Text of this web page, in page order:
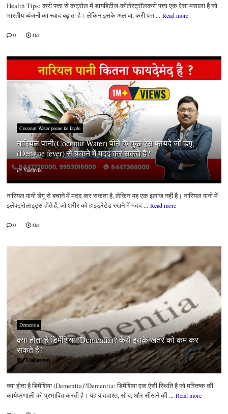
Health Tips: करी पत्ता से कंट्रोल में डायबिटीज-कोलेस्ट्रॉलकरी पत्ता एक ऐसा मसाला है जो
भारतीय व्यंजनों का स्वाद बढ़ाता है। लेकिन इसके अलावा, करी पत्ता... Read more
0 Oct
Coconut Water peene ke fayde
नारियल पानी(Coconut Water) पीने के कुछ ऐसे फायदे जो डेंगू
(Dengue fever) से बचाने में मदद कर सकते हैं?
By Vaidhvik
नारियल पानी डेंगू से बचाने में मदद कर सकता है, लेकिन यह एक इलाज नहीं है। नारियल पानी में
इलेक्ट्रोलाइट्स होते हैं, जो शरीर को हाइड्रेटेड रखने में मदद ... Read more
0 Oct
Dementia
क्या होता है डिमेंशिया (Dementia)? कैसे इसके खतरे को कम कर
सकते है?
ByUnknown
क्या होता है डिमेंशिया (Dementia)?Dementia: डिमेंशिया एक ऐसी स्थिति है जो मस्तिष्क की
कार्यप्रणाली को प्रभावित करती है। यह याददाश्त, सोच, और सीखने की ... Read more